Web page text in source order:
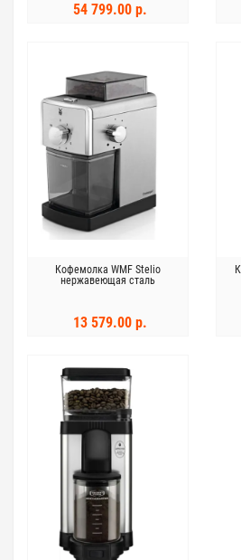
54 799.00 р.
Кофемолка WMF Stelio
нержавеющая сталь
13 579.00 р.